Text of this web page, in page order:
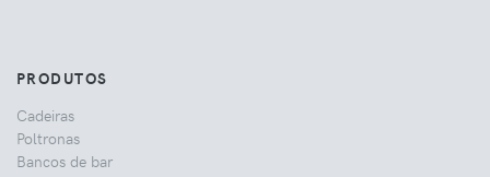
PRODUTOS
Cadeiras
Poltronas
Bancos de bar